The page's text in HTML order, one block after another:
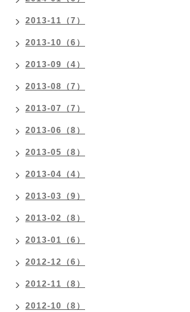
2013-11（7）
2013-10（6）
2013-09（4）
2013-08（7）
2013-07（7）
2013-06（8）
2013-05（8）
2013-04（4）
2013-03（9）
2013-02（8）
2013-01（6）
2012-12（6）
2012-11（8）
2012-10（8）